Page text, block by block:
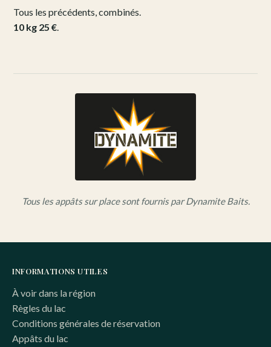
Tous les précédents, combinés.
10 kg 25 €
Tous les appâts sur place sont fournis par Dynamite Baits.
INFORMATIONS UTILES
À voir dans la région
Règles du lac
Conditions générales de réservation
Appâts du lac